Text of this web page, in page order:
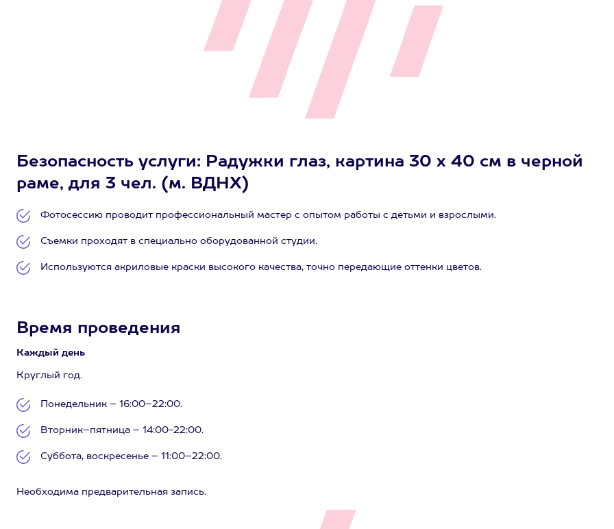
Безопасность услуги: Радужки глаз, картина 30 х 40 см в черной
раме, для 3 чел. (м. ВДНХ)
Фотосессию проводит профессиональный мастер с опытом работы с детьми и взрослыми.
Съемки проходят в специально оборудованной студии.
Используются акриловые краски высокого качества, точно передающие оттенки цветов.
Время проведения
Каждый день
Круглый год.
Понедельник – 16:00–22:00.
Вторник–пятница – 14:00-22:00.
Суббота, воскресенье – 11:00–22:00.
Необходима предварительная запись.